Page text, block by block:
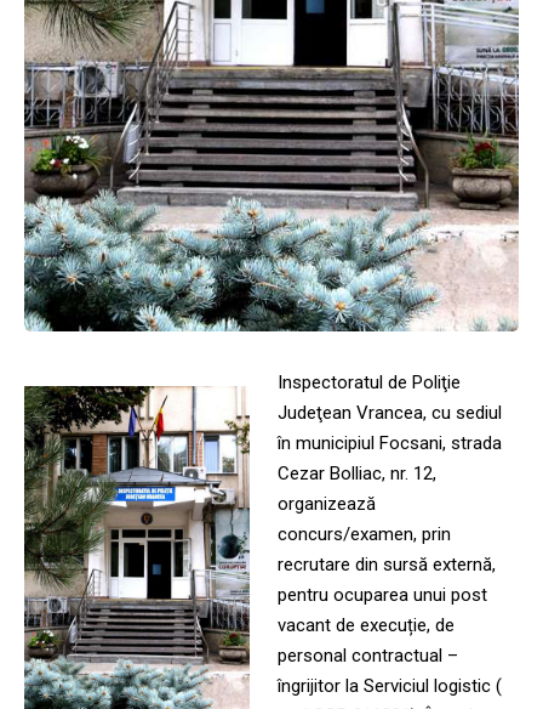
Inspectoratul de Poliţie
Judeţean Vrancea, cu sediul
în municipiul Focsani, strada
Cezar Bolliac, nr. 12,
organizează
concurs/examen, prin
recrutare din sursă externă,
pentru ocuparea unui post
vacant de execuție, de
personal contractual –
îngrijitor la Serviciul logistic (